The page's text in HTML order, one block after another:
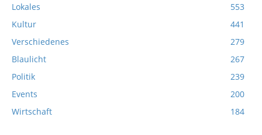
Lokales
553
Kultur
441
Verschiedenes
279
Blaulicht
267
Politik
239
Events
200
Wirtschaft
184